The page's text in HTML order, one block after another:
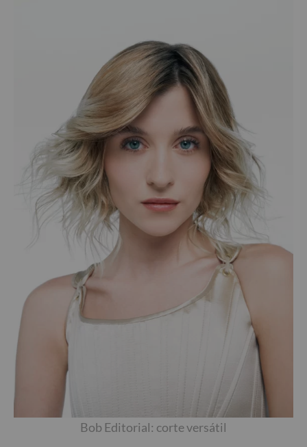
Bob Editorial: corte versátil